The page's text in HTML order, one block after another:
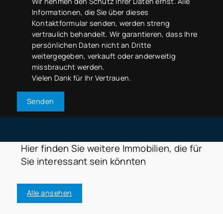
Informationen, die Sie über dieses
Kontaktformular senden, werden streng
vertraulich behandelt. Wir garantieren, dass Ihre
persönlichen Daten nicht an Dritte
weitergegeben, verkauft oder anderweitig
missbraucht werden.
Vielen Dank für Ihr Vertrauen.
Senden
Hier finden Sie weitere Immobilien, die für
Sie interessant sein könnten
Alle ansehen